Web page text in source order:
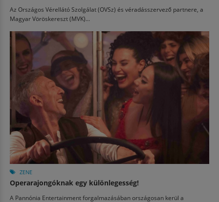
Az Országos Vérellátó Szolgálat (OVSz) és véradásszervező partnere, a
Magyar Vöröskereszt (MVK)...
ZENE
Operarajongóknak egy különlegesség!
A Pannónia Entertainment forgalmazásában országosan kerül a